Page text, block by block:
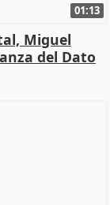
01:13
Miguel
del Dato